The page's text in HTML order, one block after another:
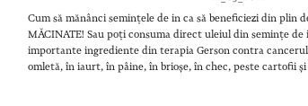
Cum să mănânci semințele de in ca să beneficiezi din plin
MĂCINATE! Sau poți consuma direct uleiul din semințe
importante ingrediente din terapia Gerson contra
omletă, în iaurt, în pâine, în brioșe, în chec, peste cartofii